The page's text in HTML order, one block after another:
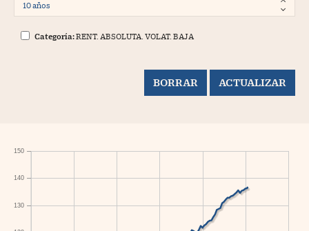
Categoría:RENT. ABSOLUTA. VOLAT. BAJA
130
140
150